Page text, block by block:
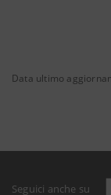
Data ultimo
Seguici anche su